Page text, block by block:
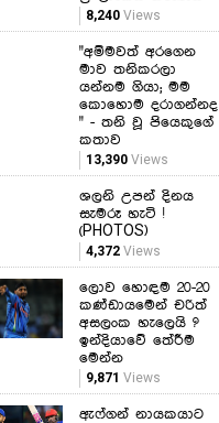
8,240Views
"අම්මවත් අරගෙන
මාව තනිකරලා
යන්නම ගියා; මම
කොහොම දරාගන්නද
" - තනි වූ පියෙකුගේ
කතාව
13,390Views
ශලනි උපන් දිනය
සැමරූ හැටි !
(PHOTOS)
4,372Views
ලොව හොඳම 20-20
කණ්ඩායමෙන් චරිත්
අසලංක හැලෙයි ?
ඉන්දියාවේ තේරීම
මෙන්න
9,871 Views
ඇෆ්ගන් නායකයාට